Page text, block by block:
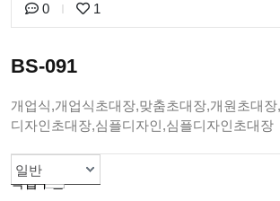
0 1
BS-091
개업식,개업식초대장,맞춤초대장,개원초대
디자인초대장,심플디자인,심플디자인초대장
작업구분
초대장
엽서형(낱장)
B(120mmx170mm)
스노우지200g
선택안함
1도흑백인쇄
색상봉투선택
일반